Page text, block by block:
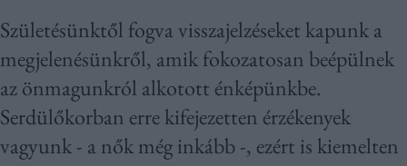
Születésünktől fogva visszajelzéseket kapunk a
megjelenésünkről, amik fokozatosan beépülnek
az önmagunkról alkotott énképünkbe.
Serdülőkorban erre kifejezetten érzékenyek
vagyunk - a nők még inkább -, ezért is kiemelten